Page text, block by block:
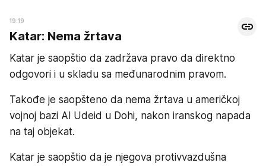
19:19
Katar: Nema žrtava
Katar je saopštio da zadržava pravo da direktno
odgovori i u skladu sa međunarodnim pravom.
Takođe je saopšteno da nema žrtava u američkoj
vojnoj bazi Al Udeid u Dohi, nakon iranskog napada
na taj objekat.
Katar je saopštio da je njegova protivvazdušna